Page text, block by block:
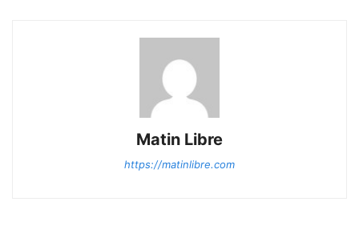
Matin Libre
https://matinlibre.com